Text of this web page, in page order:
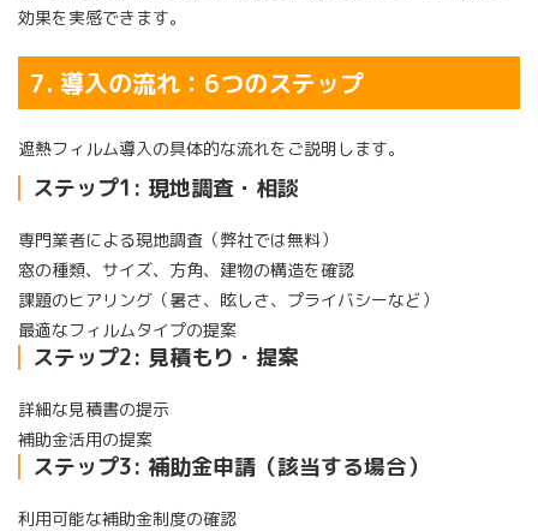
効果を実感できます。
7. 導入の流れ：6つのステップ
遮熱フィルム導入の具体的な流れをご説明します。
ステップ1: 現地調査・相談
専門業者による現地調査（弊社では無料）
窓の種類、サイズ、方角、建物の構造を確認
課題のヒアリング（暑さ、眩しさ、プライバシーなど）
最適なフィルムタイプの提案
ステップ2: 見積もり・提案
詳細な見積書の提示
補助金活用の提案
ステップ3: 補助金申請（該当する場合）
利用可能な補助金制度の確認